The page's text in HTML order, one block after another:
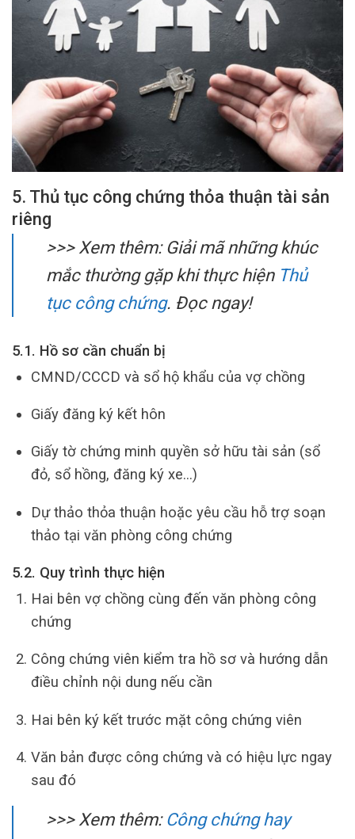
5. Thủ tục công chứng thỏa thuận tài sản
riêng
>>> Xem thêm: Giải mã những khúc
mắc thường gặp khi thực hiện Thủ
tục công chứng. Đọc ngay!
5.1. Hồ sơ cần chuẩn bị
CMND/CCCD và sổ hộ khẩu của vợ chồng
Giấy đăng ký kết hôn
Giấy tờ chứng minh quyền sở hữu tài sản (sổ
đỏ, sổ hồng, đăng ký xe…)
Dự thảo thỏa thuận hoặc yêu cầu hỗ trợ soạn
thảo tại văn phòng công chứng
5.2. Quy trình thực hiện
Hai bên vợ chồng cùng đến văn phòng công
chứng
Công chứng viên kiểm tra hồ sơ và hướng dẫn
điều chỉnh nội dung nếu cần
Hai bên ký kết trước mặt công chứng viên
Văn bản được công chứng và có hiệu lực ngay
sau đó
>>> Xem thêm: Công chứng hay